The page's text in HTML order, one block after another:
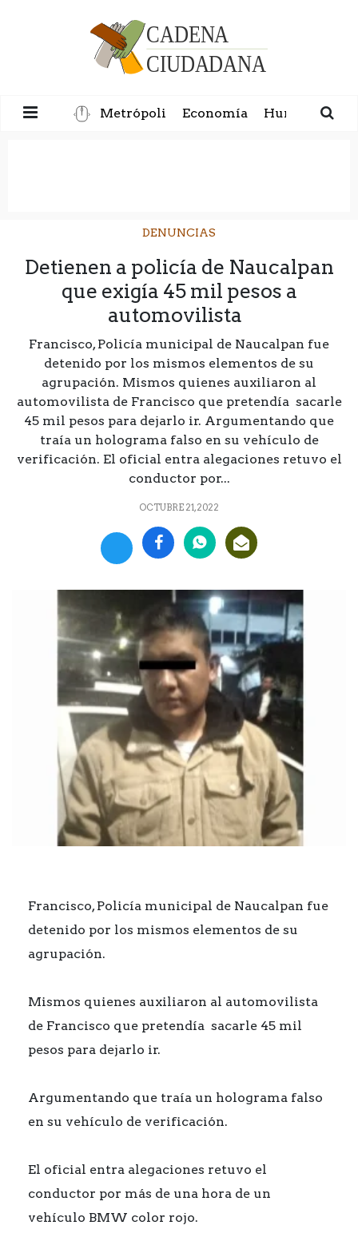
Metrópoli Economía Humanidad
DENUNCIAS
Detienen a policía de Naucalpan
que exigía 45 mil pesos a
automovilista
Francisco, Policía municipal de Naucalpan fue
detenido por los mismos elementos de su
agrupación. Mismos quienes auxiliaron al
automovilista de Francisco que pretendía sacarle
45 mil pesos para dejarlo ir. Argumentando que
traía un holograma falso en su vehículo de
verificación. El oficial entra alegaciones retuvo el
conductor por...
OCTUBRE 21, 2022
Francisco, Policía municipal de Naucalpan fue
detenido por los mismos elementos de su
agrupación.
Mismos quienes auxiliaron al automovilista
de Francisco que pretendía sacarle 45 mil
pesos para dejarlo ir.
Argumentando que traía un holograma falso
en su vehículo de verificación.
El oficial entra alegaciones retuvo el
conductor por más de una hora de un
vehículo BMW color rojo.